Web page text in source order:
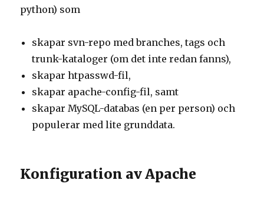
python) som
skapar svn-repo med branches, tags och
trunk-kataloger (om det inte redan fanns),
skapar htpasswd-fil,
skapar apache-config-fil, samt
skapar MySQL-databas (en per person) och
populerar med lite grunddata.
Konfiguration av Apache